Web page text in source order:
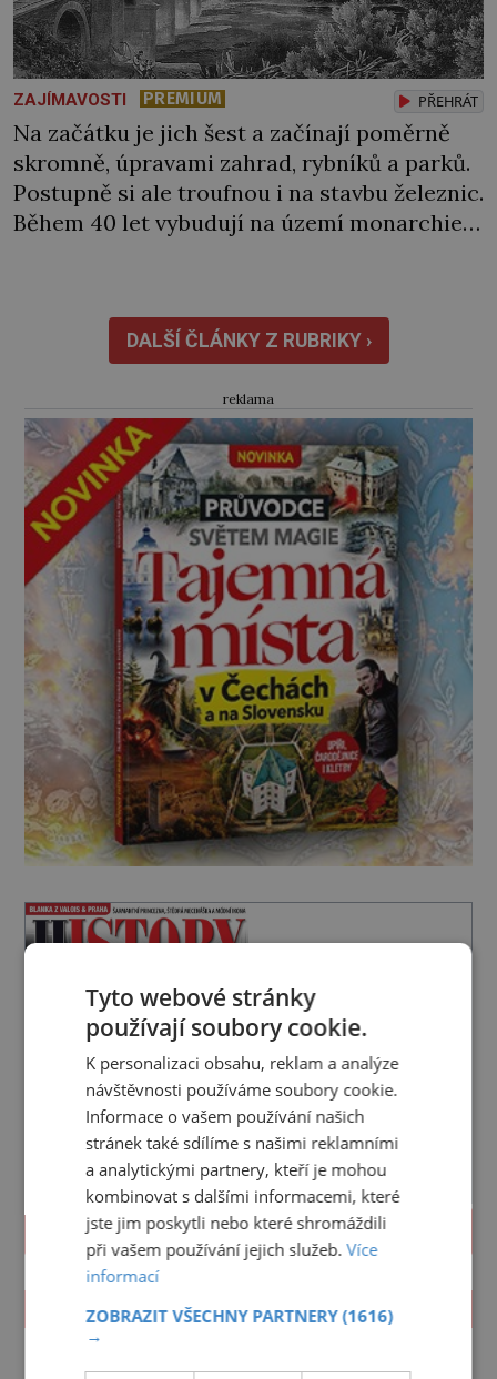
ZAJÍMAVOSTI PREMIUM PŘEHRÁT
Na začátku je jich šest a začínají poměrně
skromně, úpravami zahrad, rybníků a parků.
Postupně si ale troufnou i na stavbu železnic.
Během 40 let vybudují na území monarchie
ducha zdědí bratři Kleinové po otci
Johannovi (1756–1835), který má malý statek
na Jesenicku […]
DALŠÍ ČLÁNKY Z RUBRIKY ›
reklama
PROLISTOVAT
ZAJÍMAVOSTI
Tyto webové stránky
používají soubory cookie.
K personalizaci obsahu, reklam a analýze
návštěvnosti používáme soubory cookie.
Informace o vašem používání našich
stránek také sdílíme s našimi reklamními
a analytickými partnery, kteří je mohou
kombinovat s dalšími informacemi, které
jste jim poskytli nebo které shromáždili
při vašem používání jejich služeb.Více
informací
ZOBRAZIT VŠECHNY PARTNERY(1616)
→